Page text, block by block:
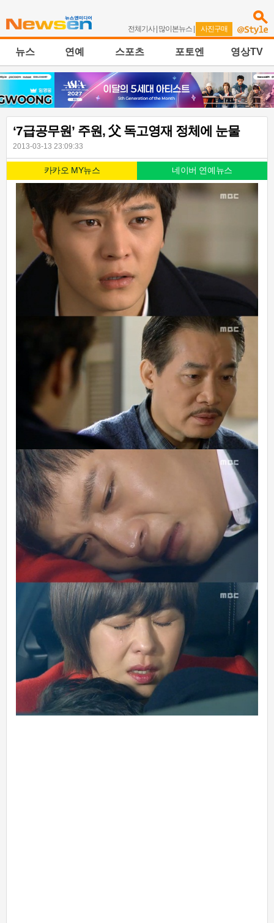
전체기사| 많이본뉴스 | 사진구매
뉴스 연예 스포츠 포토엔 영상TV
‘7급공무원’ 주원, 父 독고영재 정체에 눈물
2013-03-13 23:09:33
카카오 MY뉴스 네이버 연예뉴스